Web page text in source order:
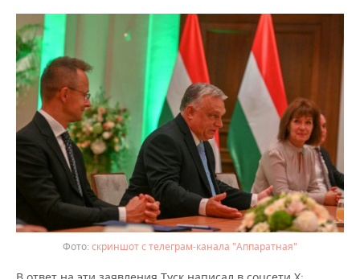
скриншот с телеграм-канала "Аппаратная"